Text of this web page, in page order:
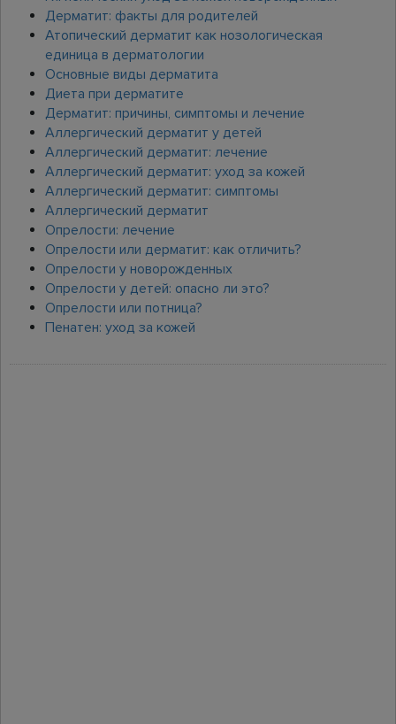
Дерматит: факты для родителей
Атопический дерматит как нозологическая
единица в дерматологии
Основные виды дерматита
Диета при дерматите
Дерматит: причины, симптомы и лечение
Аллергический дерматит у детей
Аллергический дерматит: лечение
Аллергический дерматит: уход за кожей
Аллергический дерматит: симптомы
Аллергический дерматит
Опрелости: лечение
Опрелости или дерматит: как отличить?
Опрелости у новорожденных
Опрелости у детей: опасно ли это?
Опрелости или потница?
Пенатен: уход за кожей